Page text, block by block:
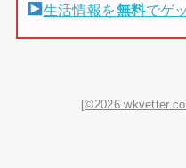
生活情報を無料でゲ
[©2026